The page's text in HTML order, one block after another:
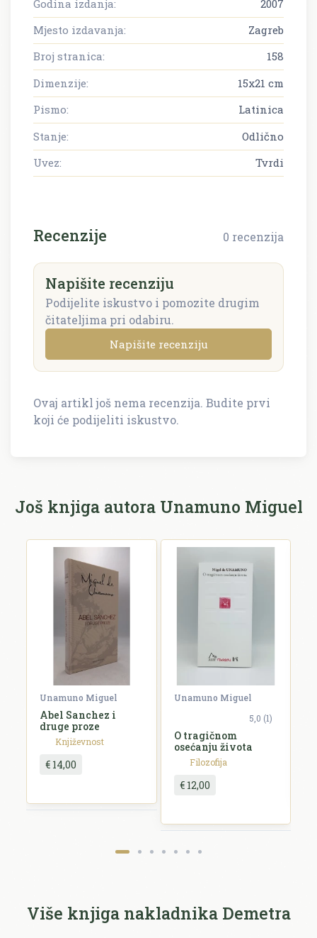
Godina izdanja:
2007
Mjesto izdavanja:
Zagreb
Broj stranica:
158
Dimenzije:
15x21 cm
Pismo:
Latinica
Stanje:
Odlično
Uvez:
Tvrdi
Recenzije 0 recenzija
Napišite recenziju
Podijelite iskustvo i pomozite drugim
čitateljima pri odabiru.
Napišite recenziju
Napišite recenziju
E-mail se ne prikazuje javno.
Ocjena *
Komentar *
Ovaj artikl još nema recenzija. Budite prvi
koji će podijeliti iskustvo.
Još knjiga autora Unamuno Miguel
Unamuno Miguel
Abel Sanchez i
druge proze
Književnost
€ 14,00
Unamuno Miguel
5,0 (1)
O tragičnom
osećanju života
Filozofija
€ 12,00
Više knjiga nakladnika Demetra